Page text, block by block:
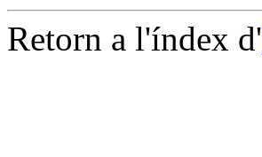
Retorn a l'índex d'